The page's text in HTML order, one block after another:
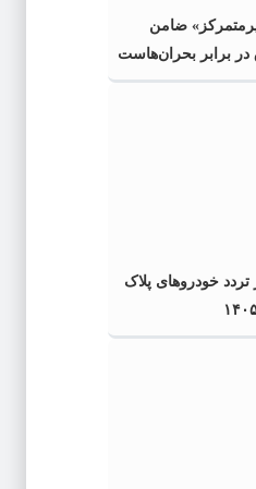
ضامن
برابر بحران‌هاست
تردد خودروهای پلاک